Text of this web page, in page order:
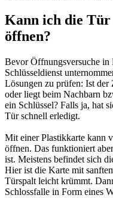
Kann ich die Tür
öffnen?
Bevor Öffnungsversuche in
Schlüsseldienst
Lösungen zu prüfen: Ist der
oder liegt beim Nachbarn
ein Schlüssel? Falls ja, hat
Tür schnell erledigt.
Mit einer Plastikkarte kann
öffnen. Das funktioniert
ist. Meistens befindet sich
Hier ist die Karte mit
Türspalt leicht krümmt.
Schlossfalle in Form eines